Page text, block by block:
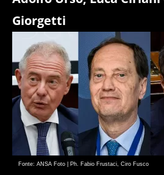
Giorgetti
Fonte: ANSA Foto | Ph. Fabio Frustaci, Ciro Fusco